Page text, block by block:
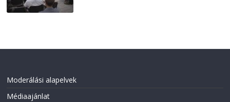
Moderálási alapelvek
Médiaajánlat